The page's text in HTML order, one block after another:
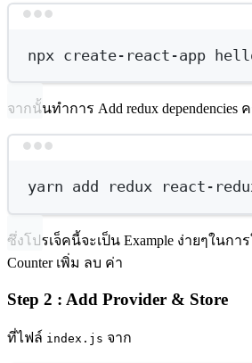
npx create-react-app
จากนั้นทำการ Add redux dependencies
yarn add redux react-
ซึ่งโปรเจ็คนี้จะเป็น Example ง่ายๆในกา
Counter เพิ่ม ลบ ค่า
Step 2 : Add Provider & Store
ที่ไฟล์ index.js จาก